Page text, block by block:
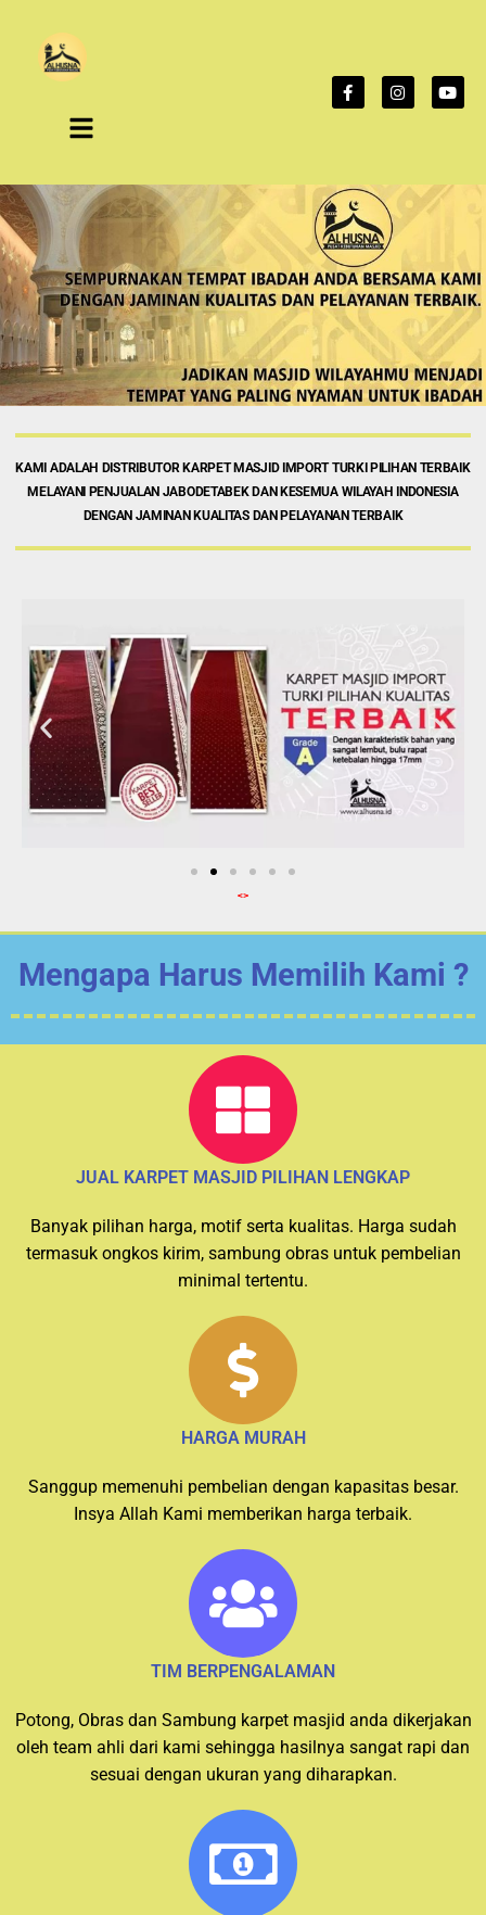
KAMI ADALAH DISTRIBUTOR KARPET MASJID IMPORT TURKI PILIHAN TERBAIK
MELAYANI PENJUALAN JABODETABEK DAN KESEMUA WILAYAH INDONESIA
DENGAN JAMINAN KUALITAS DAN PELAYANAN TERBAIK
<>
Mengapa Harus Memilih Kami ?
JUAL KARPET MASJID PILIHAN LENGKAP
Banyak pilihan harga, motif serta kualitas. Harga sudah
termasuk ongkos kirim, sambung obras untuk pembelian
minimal tertentu.
HARGA MURAH
Sanggup memenuhi pembelian dengan kapasitas besar.
Insya Allah Kami memberikan harga terbaik.
TIM BERPENGALAMAN
Potong, Obras dan Sambung karpet masjid anda dikerjakan
oleh team ahli dari kami sehingga hasilnya sangat rapi dan
sesuai dengan ukuran yang diharapkan.